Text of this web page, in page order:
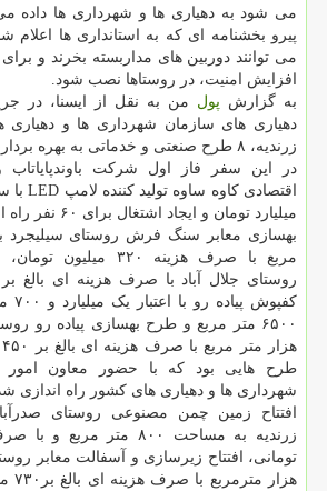
می شود به دهیاری ها و شهرداری ها داده
پیرو بخشنامه ای که به استانداری ها اعلام
می توانند دوربین های مداربسته بخرند و
افزایش امنیت، در روستاها نصب شود.
به گزارش پول من به نقل از ایسنا، در
دهیاری های سازمان شهرداری ها و
زرندیه، ۸ طرح صنعتی و خدماتی به بهره برداری رسید.
در این سفر فاز اول شرکت باوندپایاتاب
میلیارد تومان و ایجاد اشتغال برای ۶۰ نفر راه اندازی شد.
بهسازی معابر سنگ فرش روستای سیلیجرد
مربع با صرف هزینه ۳۲۰
طرح هایی بود که با حضور معاون امور
شهرداری ها و دهیاری های کشور راه اندازی
افتتاح زمین چمن مصنوعی روستای